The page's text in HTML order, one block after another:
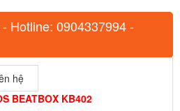
Hotline: 0904337994 -
hệ
BEATBOX KB402